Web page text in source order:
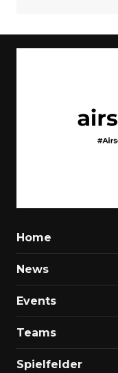
Home
News
Events
Teams
Spielfelder